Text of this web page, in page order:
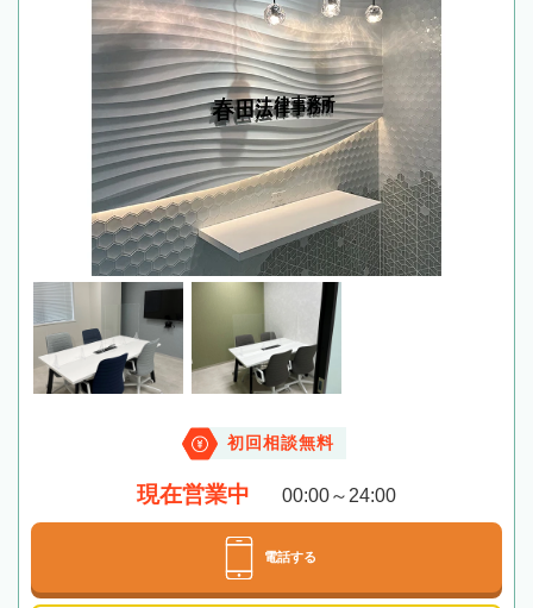
初回相談無料
現在営業中 00:00～24:00
電話する